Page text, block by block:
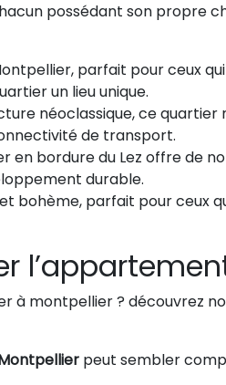
possédant son propre
parfait pour ceux
un lieu unique.
néoclassique, ce
de transport.
en bordure du Lez offre de
durable.
bohème, parfait pour ceux
peut sembler